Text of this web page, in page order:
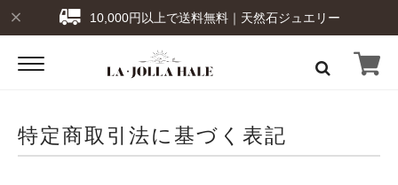
10,000円以上で送料無料｜天然石ジュエリー
特定商取引法に基づく表記